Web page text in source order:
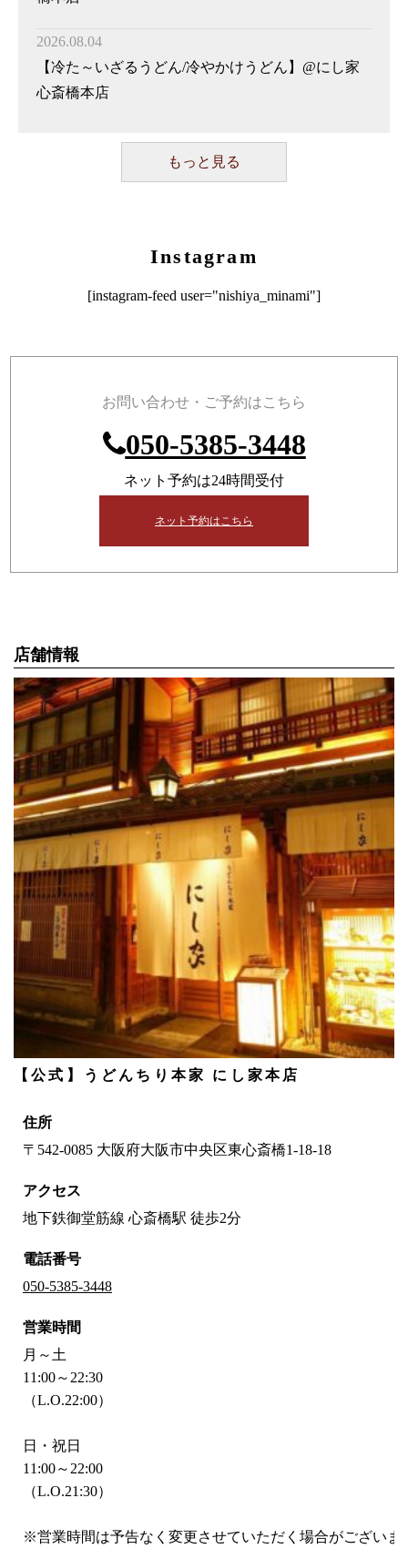
2026.08.04
【冷た～いざるうどん/冷やかけうどん】@にし家
心斎橋本店
もっと見る
Instagram
[instagram-feed user="nishiya_minami"]
お問い合わせ・ご予約はこちら
050-5385-3448
ネット予約は24時間受付
ネット予約はこちら
店舗情報
【公式】うどんちり本家 にし家本店
住所
〒542-0085 大阪府大阪市中央区東心斎橋1-18-18
アクセス
地下鉄御堂筋線 心斎橋駅 徒歩2分
電話番号
050-5385-3448
営業時間
月～土
11:00～22:30
（L.O.22:00）
日・祝日
11:00～22:00
（L.O.21:30）
※営業時間は予告なく変更させていただく場合がございま